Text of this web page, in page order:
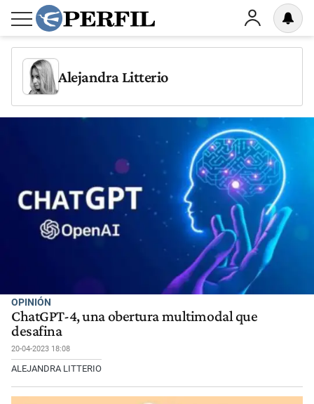
Alejandra Litterio
OPINIÓN
ChatGPT-4, una obertura multimodal que
desafina
20-04-2023 18:08
ALEJANDRA LITTERIO